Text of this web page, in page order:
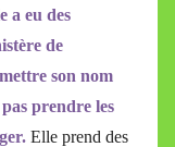
a eu des
de
son nom
prendre les
Elle prend des